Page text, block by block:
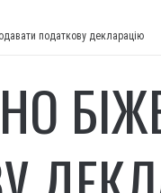
податкову декларацію